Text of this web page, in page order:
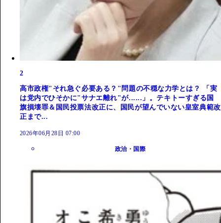
2
高市政権"それ急ぐ必要ある？"問題の不穏な力学とは？ 「実
は党内でひそかに"サナエ離れ"が......」。テキトーすぎる国
旗損壊罪＆国民投票法改正に、国民が望んでいない皇室典範改
正まで...
2026年06月28日 07:00
政治・国際